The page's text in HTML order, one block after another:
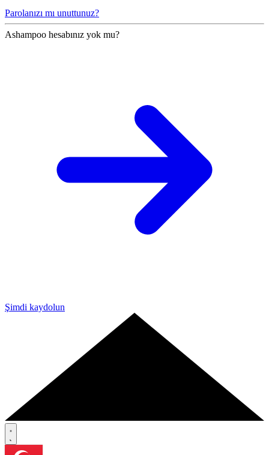
Parolanızı mı unuttunuz?
Ashampoo hesabınız yok mu?
Şimdi kaydolun